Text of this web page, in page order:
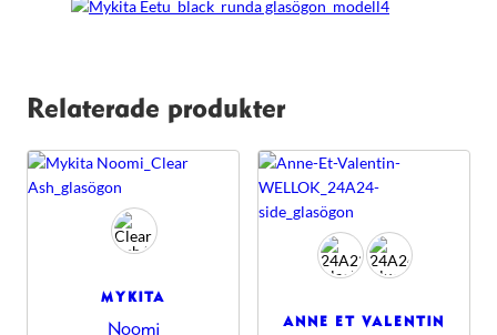
Relaterade produkter
MYKITA
Noomi ANNE ET VALENTIN